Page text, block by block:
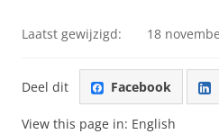
Laatst gewijzigd: 18
Deel dit Facebook
View this page in: English